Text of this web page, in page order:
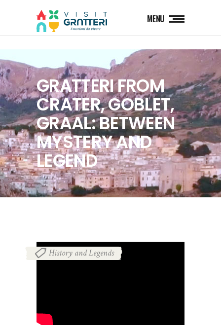
MENU
GRATTERI FROM
CRATER, GOBLET,
GRAAL: BETWEEN
MYSTERY AND
LEGEND
History and Legends